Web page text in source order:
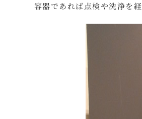
容器であれば点検や洗浄を